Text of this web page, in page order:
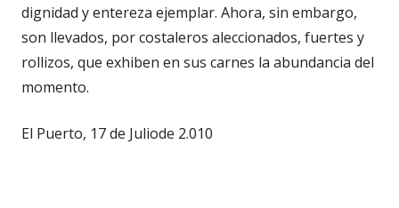
dignidad y entereza ejemplar. Ahora, sin embargo,
son llevados, por costaleros aleccionados, fuertes y
rollizos, que exhiben en sus carnes la abundancia del
momento.
El Puerto, 17 de Juliode 2.010